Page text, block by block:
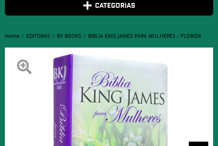
CATEGORIAS
Home EDITORAS BV BOOKS BÍBLIA KING JAMES PARA MULHERES – FLORIDA